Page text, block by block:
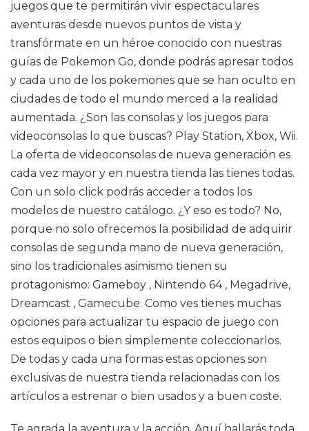
juegos que te permitirán vivir espectaculares
aventuras desde nuevos puntos de vista y
transfórmate en un héroe conocido con nuestras
guías de Pokemon Go, donde podrás apresar todos
y cada uno de los pokemones que se han oculto en
ciudades de todo el mundo merced a la realidad
aumentada. ¿Son las consolas y los juegos para
videoconsolas lo que buscas? Play Station, Xbox, Wii.
La oferta de videoconsolas de nueva generación es
cada vez mayor y en nuestra tienda las tienes todas.
Con un solo click podrás acceder a todos los
modelos de nuestro catálogo. ¿Y eso es todo? No,
porque no solo ofrecemos la posibilidad de adquirir
consolas de segunda mano de nueva generación,
sino los tradicionales asimismo tienen su
protagonismo: Gameboy , Nintendo 64 , Megadrive,
Dreamcast , Gamecube. Como ves tienes muchas
opciones para actualizar tu espacio de juego con
estos equipos o bien simplemente coleccionarlos.
De todas y cada una formas estas opciones son
exclusivas de nuestra tienda relacionadas con los
artículos a estrenar o bien usados y a buen coste.